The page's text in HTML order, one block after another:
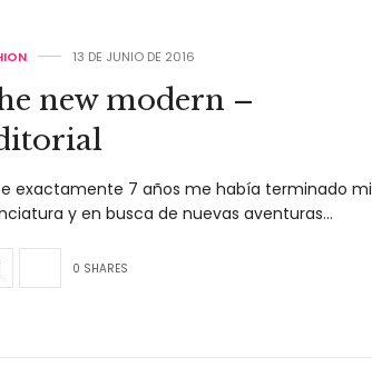
13 DE JUNIO DE 2016
new modern –
exactamente 7 años me había terminado mi
y en busca de nuevas aventuras…
0 SHARES